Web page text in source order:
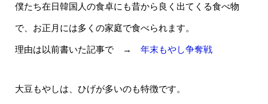
僕たち在日韓国人の食卓にも昔から良く出てくる食べ物
で、お正月には多くの家庭で食べられます。
理由は以前書いた記事で → 年末もやし争奪戦
大豆もやしは、ひげが多いのも特徴です。